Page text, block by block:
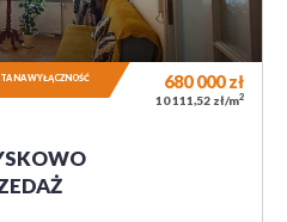
680 000zł
10 111,52 zł/m2
NA WYŁĄCZNOŚĆ